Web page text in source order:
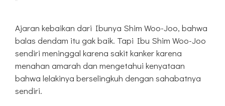
Ajaran kebaikan dari Ibunya Shim Woo-Joo, bahwa
balas dendam itu gak baik. Tapi Ibu Shim Woo-Joo
sendiri meninggal karena sakit kanker karena
menahan amarah dan mengetahui kenyataan
bahwa lelakinya berselingkuh dengan sahabatnya
sendiri.